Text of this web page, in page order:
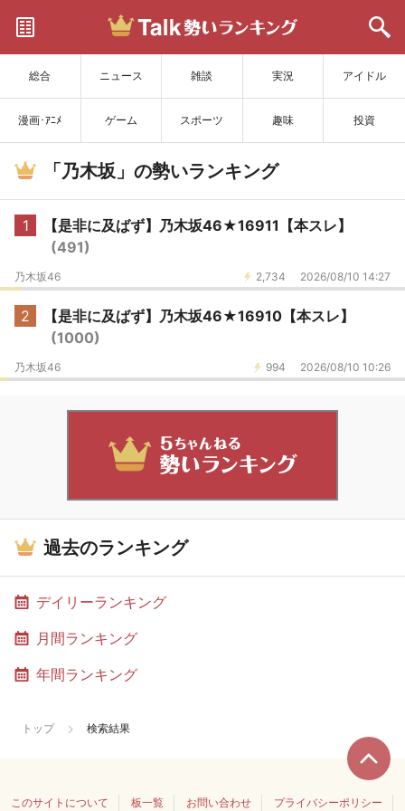
総合 ニュース 雑談 実況 アイドル
漫画･ｱﾆﾒ ゲーム スポーツ 趣味 投資
サイトを更新
「乃木坂」の勢いランキング
1
【是非に及ばず】乃木坂46★16911【本スレ】
(491)
2,734 2026/08/10 14:27
乃木坂46
2
【是非に及ばず】乃木坂46★16910【本スレ】
(1000)
994 2026/08/10 10:26
乃木坂46
過去のランキング
デイリーランキング
月間ランキング
年間ランキング
トップ 検索結果
このサイトについて 板一覧 お問い合わせ プライバシーポリシー